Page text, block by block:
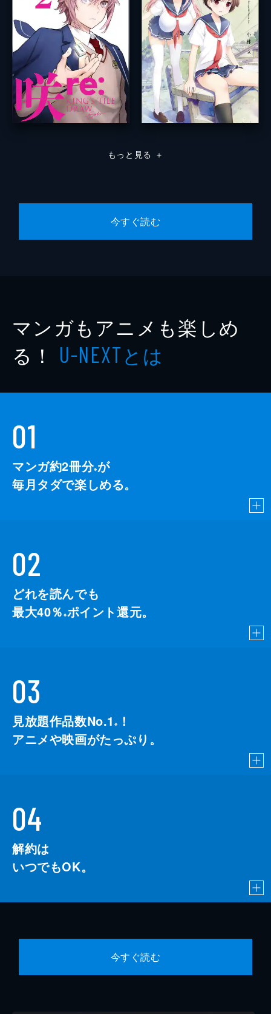
もっと見る ＋
今すぐ読む
マンガもアニメも楽しめ
る！ U-NEXTとは
01
マンガ約2冊分※が
毎月タダで楽しめる。
02
どれを読んでも
最大40％ ※ポイント還元。
03
見放題作品数No.1 ※
！
アニメや映画がたっぷり。
04
解約は
いつでもOK。
今すぐ読む